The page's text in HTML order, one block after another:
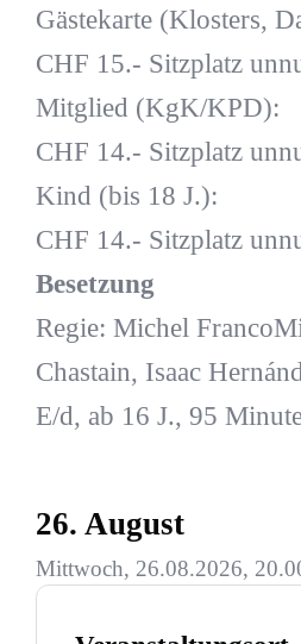
Gästekarte (Klosters,
CHF 15.- Sitzplatz
Mitglied (KgK/KPD):
CHF 14.- Sitzplatz
Kind (bis 18 J.):
CHF 14.- Sitzplatz
Besetzung
Regie: Michel
Chastain, Isaac
E/d, ab 16 J., 95
26. August
Mittwoch, 26.08.2026,